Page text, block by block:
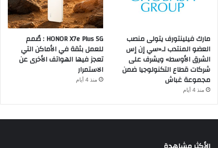
مارك فيلينتورف يتولى منصب
العضو المنتدب لـ«سي إن إس
الشرق الأوسط» ويشرف على
شركات قطاع التكنولوجيا ضمن
مجموعة غباش
منذ 4 أيام
HONOR X7e Plus 5G : صُمم
للعمل بثقة في الأماكن التي
تعجز فيها الهواتف الأخرى عن
الاستمرار
منذ 4 أيام